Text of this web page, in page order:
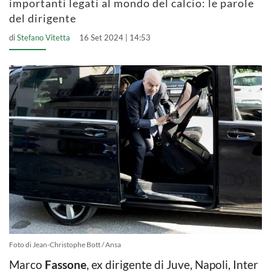
importanti legati al mondo del calcio: le parole
del dirigente
diStefano Vitetta 16 Set 2024 | 14:53
Foto di Jean-Christophe Bott / Ansa
Marco Fassone, ex dirigente di Juve, Napoli, Inter